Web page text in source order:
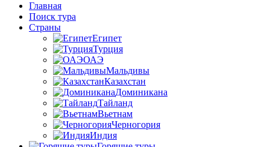
Главная
Поиск тура
Страны
Египет
Турция
ОАЭ
Мальдивы
Казахстан
Доминикана
Тайланд
Вьетнам
Черногория
Индия